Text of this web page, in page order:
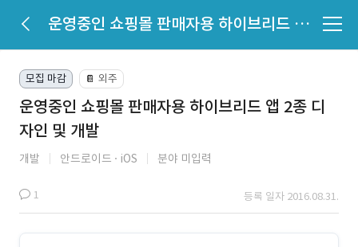
운영중인 쇼핑몰 판매자용 하이브리드 앱 2종 디자인 및 개발
모집 마감 📔 외주
운영중인 쇼핑몰 판매자용 하이브리드 앱 2종 디
자인 및 개발
개발 안드로이드 iOS 분야 미입력
1 등록 일자 2016.08.31.